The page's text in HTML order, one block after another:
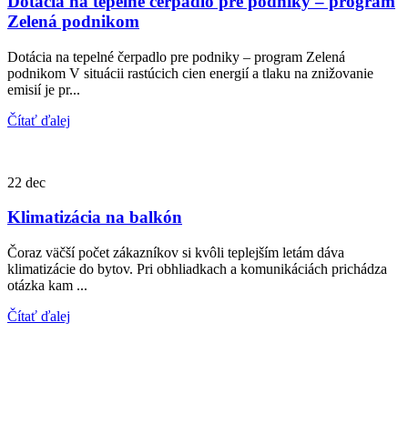
Zelená podnikom
Dotácia na tepelné čerpadlo pre podniky – program Zelená
podnikom V situácii rastúcich cien energií a tlaku na znižovanie
emisií je pr...
Čítať ďalej
22 dec
Klimatizácia na balkón
Čoraz väčší počet zákazníkov si kvôli teplejším letám dáva
klimatizácie do bytov. Pri obhliadkach a komunikáciách prichádza
otázka kam ...
Čítať ďalej